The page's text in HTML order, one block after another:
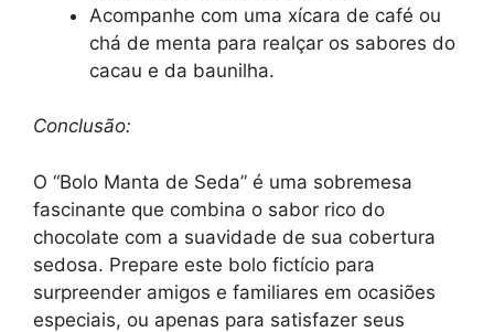
Acompanhe com uma xícara de café ou
chá de menta para realçar os sabores do
cacau e da baunilha.
Conclusão:
O “Bolo Manta de Seda” é uma sobremesa
fascinante que combina o sabor rico do
chocolate com a suavidade de sua cobertura
sedosa. Prepare este bolo fictício para
surpreender amigos e familiares em ocasiões
especiais, ou apenas para satisfazer seus